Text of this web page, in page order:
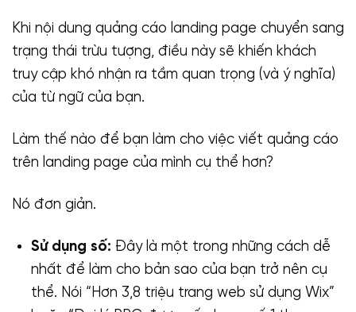
Khi nội dung quảng cáo landing page chuyển sang
trạng thái trừu tượng, điều này sẽ khiến khách
truy cập khó nhận ra tầm quan trọng (và ý nghĩa)
của từ ngữ của bạn.
Làm thế nào để bạn làm cho việc viết quảng cáo
trên landing page của mình cụ thể hơn?
Nó đơn giản.
Sử dụng số: Đây là một trong những cách dễ
nhất để làm cho bản sao của bạn trở nên cụ
thể. Nói “Hơn 3,8 triệu trang web sử dụng Wix”